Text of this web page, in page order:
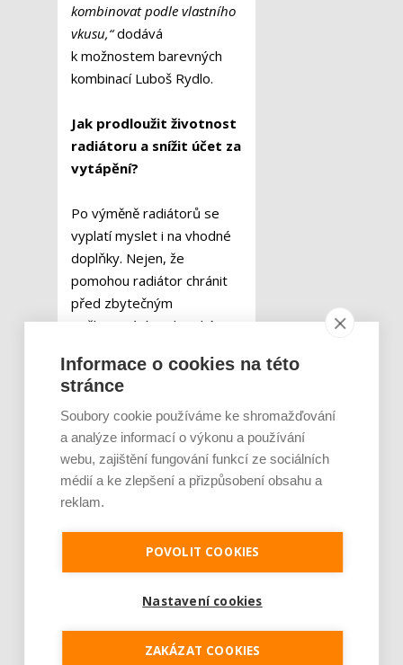
kombinovat podle vlastního
vkusu,“dodává
k možnostem barevných
kombinací Luboš Rydlo.
Jak prodloužit životnost
radiátoru a snížit účet za
vytápění?
Po výměně radiátorů se
vyplatí myslet i na vhodné
doplňky. Nejen, že
pomohou radiátor chránit
před zbytečným
poškozováním, ale také
Dosušování prádla či
vlhkých ručníků radiátorům
opravdu neprospívá.
Odborníci proto doporučují
používat speciálně
vyrobené sušáky či věšáky,
které zajistí ochranu
tepelný komfort i usušení
prádla. Pokud jste minulou
zimu zaznamenali vyšší
energii, mohlo k tomu
Informace o cookies na této
stránce
Soubory cookie používáme ke shromažďování
a analýze informací o výkonu a používání
webu, zajištění fungování funkcí ze sociálních
médií a ke zlepšení a přizpůsobení obsahu a
reklam.
POVOLIT COOKIES
Nastavení cookies
ZAKÁZAT COOKIES